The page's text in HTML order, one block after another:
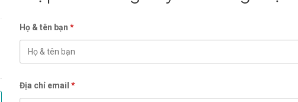
Họ & tên bạn *
Địa chỉ email *